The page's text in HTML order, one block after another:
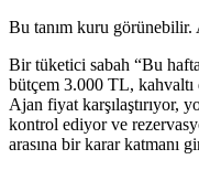
Bu tanım kuru
Bir tüketici sabah “Bu
bütçem 3.000 TL,
Ajan fiyat karşılaştırıyor,
kontrol ediyor ve
arasına bir karar katmanı